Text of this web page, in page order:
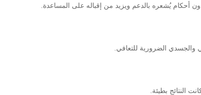
أحكام يُشعره بالدعم ويزيد من إقباله على المساعدة.
والجسدي الضرورية للتعافي.
النتائج بطيئة.